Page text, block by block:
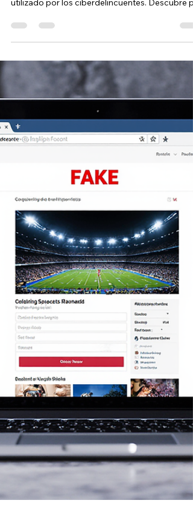
convertido en el principal método de acceso
utilizado por los ciberdelincuentes. Descubre